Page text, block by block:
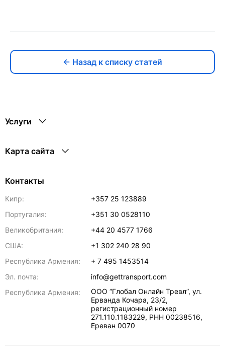
← Назад к списку статей
Услуги
Карта сайта
Контакты
Кипр:
+357 25 123889
Португалия:
+351 30 0528110
Великобритания:
+44 20 4577 1766
США:
+1 302 240 28 90
Республика Армения:
+ 7 495 1453514
Эл. почта:
info@gettransport.com
Республика Армения:
ООО “Глобал Онлайн Тревл”, ул.
Ерванда Кочара, 23/2,
регистрационный номер
271.110.1183229, РНН 00238516,
Ереван 0070